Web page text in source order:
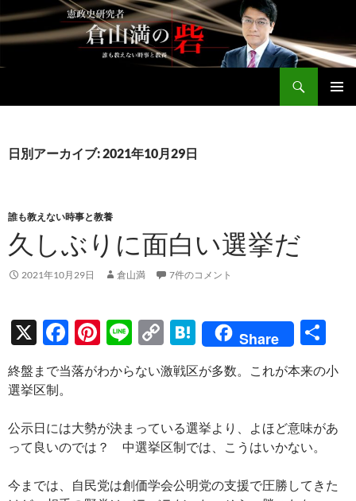
テ
ン
へ
ッ
日別アーカイブ: 2021年10月29日
誰も教えない時事と教養
久しぶりに面白い選挙だ
2021年10月29日 倉山満 7件のコメント
X
F
ac
e
o
o
k
Pi
nt
er
t
Li
n
e
C
o
p
Li
n
k
H
at
e
a
Share
有
終盤まで当落がわからない激戦区が多数。これが本来の小
選挙区制。
公示日には大勢が決まっている選挙より、よほど意味があ
って良いのでは？ 中選挙区制では、こうはいかない。
今までは、自民党は創価学会公明党の支援で圧勝してきた